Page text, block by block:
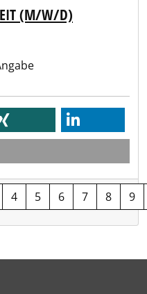
(M/W/D)
4 5 6 7 8 9